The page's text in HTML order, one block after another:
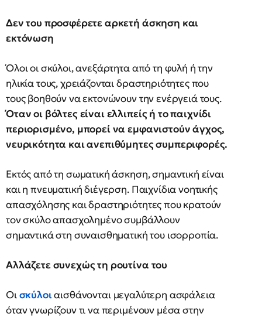
Δεν του προσφέρετε αρκετή άσκηση και
εκτόνωση
Όλοι οι σκύλοι, ανεξάρτητα από τη φυλή ή την
ηλικία τους, χρειάζονται δραστηριότητες που
τους βοηθούν να εκτονώνουν την ενέργειά τους.
Όταν οι βόλτες είναι ελλιπείς ή το παιχνίδι
περιορισμένο, μπορεί να εμφανιστούν άγχος,
νευρικότητα και ανεπιθύμητες συμπεριφορές.
Εκτός από τη σωματική άσκηση, σημαντική είναι
και η πνευματική διέγερση. Παιχνίδια νοητικής
απασχόλησης και δραστηριότητες που κρατούν
τον σκύλο απασχολημένο συμβάλλουν
σημαντικά στη συναισθηματική του ισορροπία.
Αλλάζετε συνεχώς τη ρουτίνα του
Οισκύλοιαισθάνονται μεγαλύτερη ασφάλεια
όταν γνωρίζουν τι να περιμένουν μέσα στην